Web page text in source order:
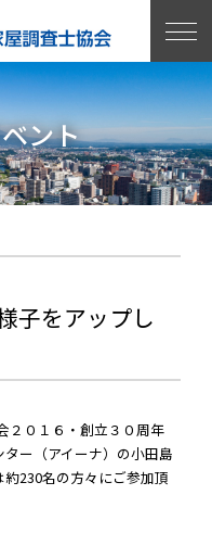
ント
子をアップし
２０１６・創立３０周年
ー（アイーナ）の小田島
230名の方々にご参加頂